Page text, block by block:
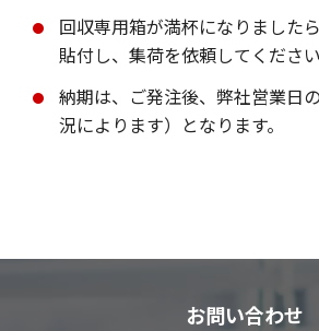
回収専用箱が満杯になりました
貼付し、集荷を依頼してください
納期は、ご発注後、弊社営業日
況によります）となります。
お問い合わせ